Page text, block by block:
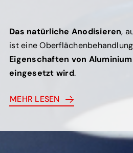
Das natürliche Anodisieren,
ist eine
Eigenschaften von
eingesetzt wird.
MEHR LESEN